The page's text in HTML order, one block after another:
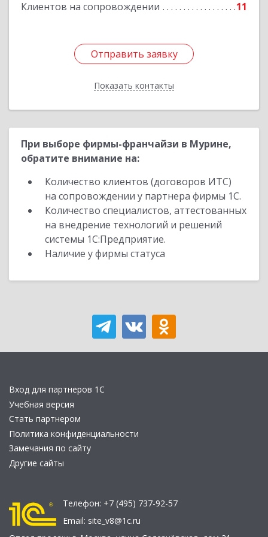
Клиентов на сопровождении 11
Отправить заявку
Показать контакты
Отправить заявку
Назад
При выборе фирмы-франчайзи в Мурине,
обратите внимание на:
Количество клиентов (договоров ИТС)
на сопровождении у партнера фирмы 1С.
Количество специалистов, аттестованных
на внедрение технологий и решений
системы 1С:Предприятие.
Наличие у фирмы статуса
Вход для партнеров 1С
Учебная версия
Стать партнером
Политика конфиденциальности
Замечания по сайту
Другие сайты
Телефон: +7 (495) 737-92-57
Email: site_v8@1c.ru